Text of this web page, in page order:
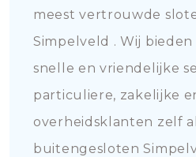
meest vertrouwde
Simpelveld . Wij
snelle en vriendelijke
particuliere, zakelijke
overheidsklanten zelf
buitengesloten